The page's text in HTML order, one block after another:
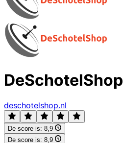
DeSchotelShop
deschotelshop.nl
De score is: 8,9
De score is: 8,9